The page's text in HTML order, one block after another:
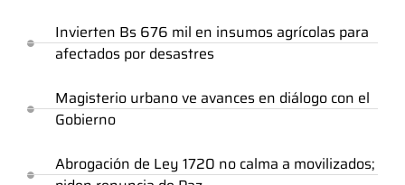
Invierten Bs 676 mil en insumos agrícolas para
afectados por desastres
Magisterio urbano ve avances en diálogo con el
Gobierno
Abrogación de Ley 1720 no calma a movilizados;